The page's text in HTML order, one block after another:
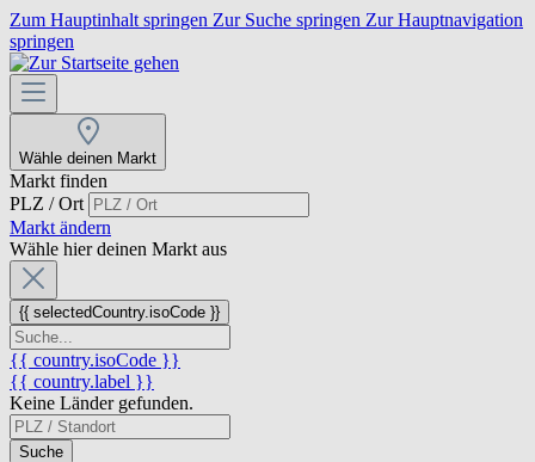
Zum Hauptinhalt springen Zur Suche springen Zur Hauptnavigation
springen
Wähle deinen Markt
Markt finden
PLZ / Ort
Markt ändern
Wähle hier deinen Markt aus
{{ selectedCountry.isoCode }}
{{ country.isoCode }}
{{ country.label }}
Keine Länder gefunden.
Suche